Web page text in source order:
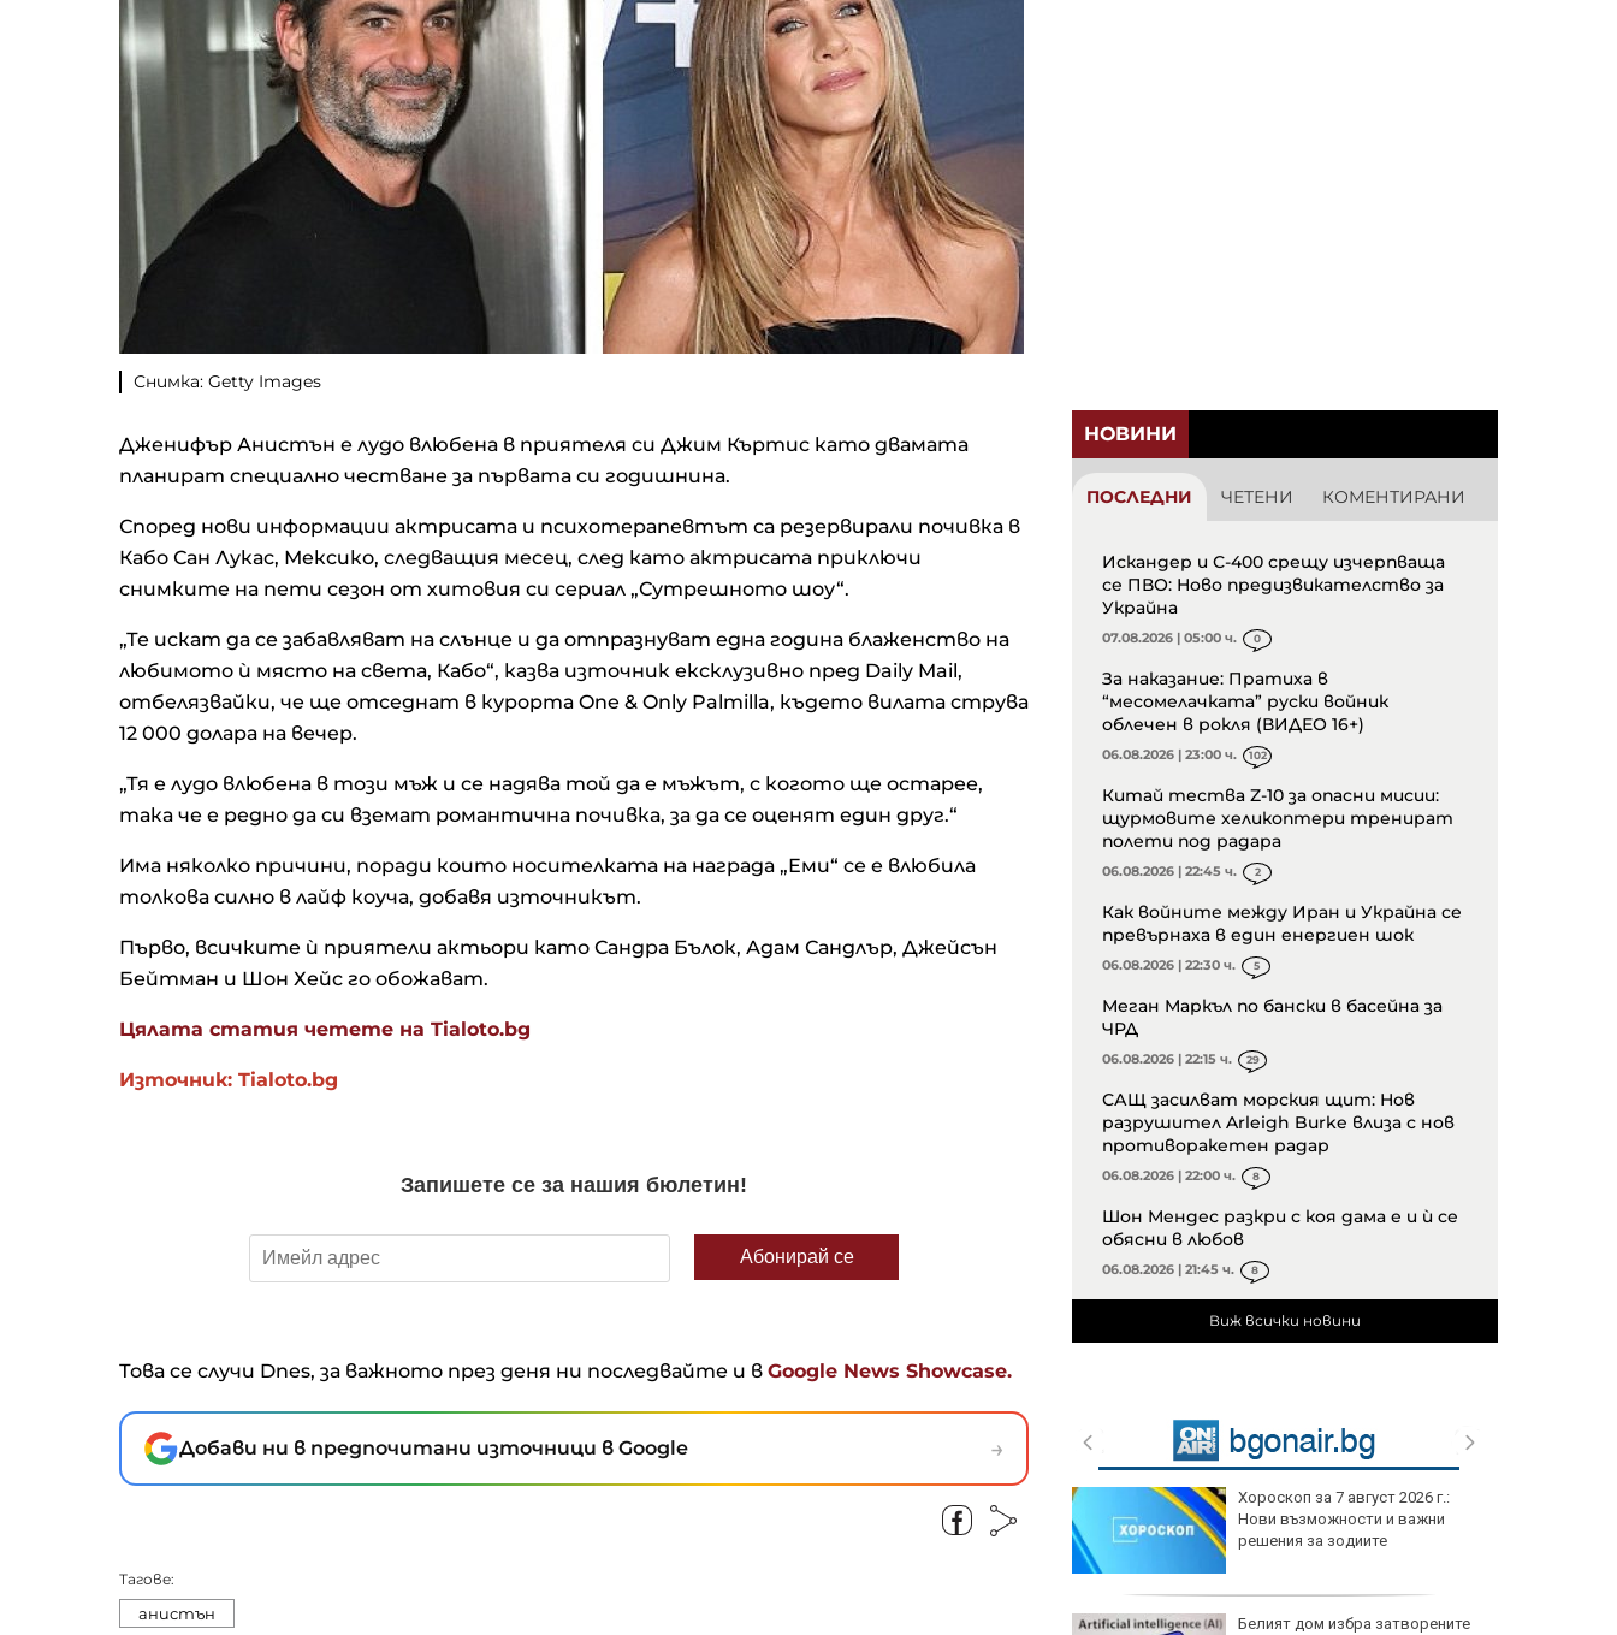
Снимка: Getty Images
Дженифър Анистън е лудо влюбена в приятеля си Джим Къртис като двамата
планират специално честване за първата си годишнина.
Според нови информации актрисата и психотерапевтът са резервирали почивка в
Кабо Сан Лукас, Мексико, следващия месец, след като актрисата приключи
снимките на пети сезон от хитовия си сериал „Сутрешното шоу“.
„Те искат да се забавляват на слънце и да отпразнуват една година блаженство на
любимото ѝ място на света, Кабо“, казва източник ексклузивно пред Daily Mail,
отбелязвайки, че ще отседнат в курорта One & Only Palmilla, където вилата струва
12 000 долара на вечер.
„Тя е лудо влюбена в този мъж и се надява той да е мъжът, с когото ще остарее,
така че е редно да си вземат романтична почивка, за да се оценят един друг.“
Има няколко причини, поради които носителката на награда „Еми“ се е влюбила
толкова силно в лайф коуча, добавя източникът.
Първо, всичките ѝ приятели актьори като Сандра Бълок, Адам Сандлър, Джейсън
Бейтман и Шон Хейс го обожават.
Цялата статия четете на Tialoto.bg
Източник: Tialoto.bg
Това се случи Dnes, за важното през деня ни последвайте и в Google News Showcase.
Добави ни в предпочитани източници в Google →
Тагове:
анистън
НОВИНИ
ПОСЛЕДНИ ЧЕТЕНИ КОМЕНТИРАНИ
Искандер и С-400 срещу изчерпваща
се ПВО: Ново предизвикателство за
Украйна
07.08.2026 | 05:00 ч. 0
За наказание: Пратиха в
“месомелачката” руски войник
облечен в рокля (ВИДЕО 16+)
06.08.2026 | 23:00 ч. 102
Китай тества Z-10 за опасни мисии:
щурмовите хеликоптери тренират
полети под радара
06.08.2026 | 22:45 ч. 2
Как войните между Иран и Украйна се
превърнаха в един енергиен шок
06.08.2026 | 22:30 ч. 5
Меган Маркъл по бански в басейна за
ЧРД
06.08.2026 | 22:15 ч. 29
САЩ засилват морския щит: Нов
разрушител Arleigh Burke влиза с нов
противоракетен радар
06.08.2026 | 22:00 ч. 8
Шон Мендес разкри с коя дама е и ѝ се
обясни в любов
06.08.2026 | 21:45 ч. 8
Виж всички новини
Хороскоп за 7 август 2026 г.:
Нови възможности и важни
решения за зодиите
Белият дом избра затворените